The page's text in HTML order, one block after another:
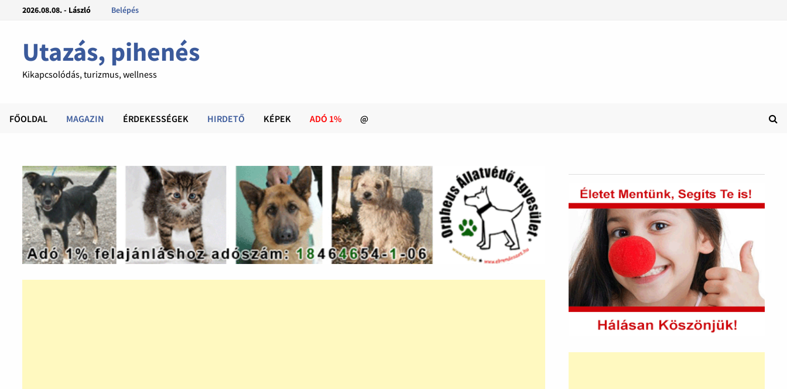
2026.08.08. - László Belépés
Utazás, pihenés
Kikapcsolódás, turizmus, wellness
FŐOLDAL MAGAZIN ÉRDEKESSÉGEK HIRDETŐ KÉPEK ADÓ 1% @